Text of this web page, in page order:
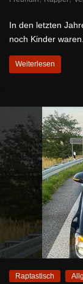
In den letzten
noch Kinder
Weiterlesen
Raptastisch